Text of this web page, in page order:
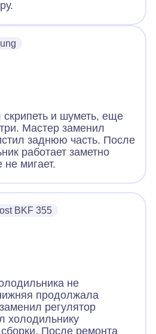
и шуметь, еще
Мастер заменил
заднюю часть. После
работает заметно
мигает.
BKF 355
не
продолжала
регулятор
холодильнику
После ремонта